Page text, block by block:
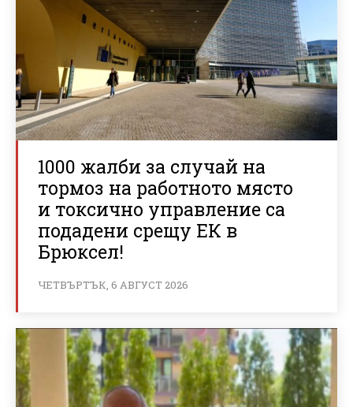
1000 жалби за случай на
тормоз на работното място
и токсично управление са
подадени срещу ЕК в
Брюксел!
ЧЕТВЪРТЪК, 6 АВГУСТ 2026